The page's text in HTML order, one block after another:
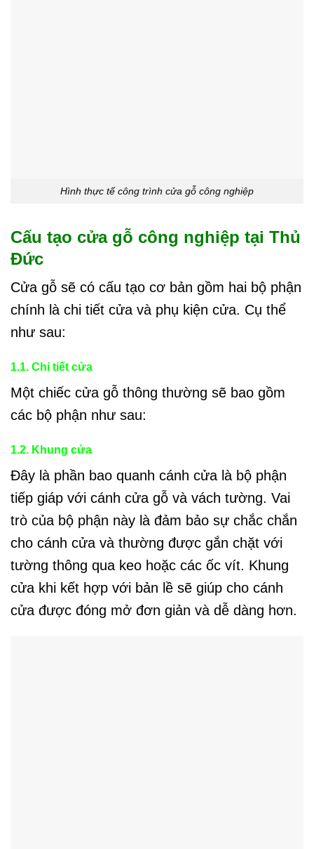
Hình thực tế công trình cửa gỗ công nghiệp
Cấu tạo cửa gỗ công nghiệp tại Thủ
Đức
Cửa gỗ sẽ có cấu tạo cơ bản gồm hai bộ phận
chính là chi tiết cửa và phụ kiện cửa. Cụ thể
như sau:
1.1. Chi tiết cửa
Một chiếc cửa gỗ thông thường sẽ bao gồm
các bộ phận như sau:
1.2. Khung cửa
Đây là phần bao quanh cánh cửa là bộ phận
tiếp giáp với cánh cửa gỗ và vách tường. Vai
trò của bộ phận này là đảm bảo sự chắc chắn
cho cánh cửa và thường được gắn chặt với
tường thông qua keo hoặc các ốc vít. Khung
cửa khi kết hợp với bản lề sẽ giúp cho cánh
cửa được đóng mở đơn giản và dễ dàng hơn.